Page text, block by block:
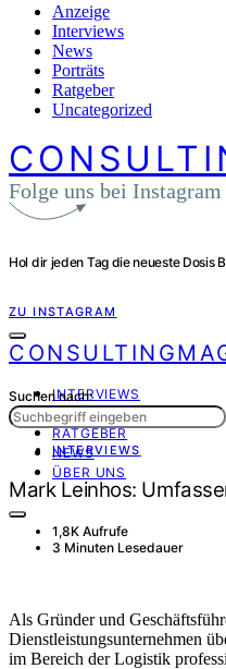
Anzeige
Interviews
News
Porträts
Ratgeber
Uncategorized
Folge uns bei Instagram
Hol dir jeden Tag die neueste Dosis
ZU INSTAGRAM
INTERVIEWS
PORTRÄT
RATGEBER
NEWS
ÜBER UNS
Suchen nach:
INTERVIEWS
Mark Leinhos:
1,8K Aufrufe
3 Minuten Lesedauer
Als Gründer und
Dienstleistungsunternehmen
im Bereich der Logistik